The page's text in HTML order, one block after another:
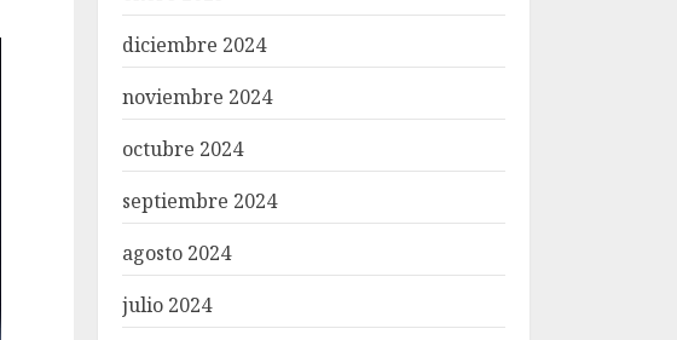
diciembre 2024
noviembre 2024
octubre 2024
septiembre 2024
agosto 2024
julio 2024